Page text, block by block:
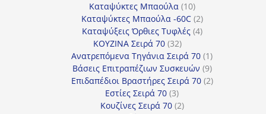
προϊόντα
Καταψύκτες Μπαούλα 1010
προϊόντα
Καταψύκτες Μπαούλα -60C 22
προϊόντα
Καταψύξεις Όρθιες Τυφλές 44
ΚΟΥΖΙΝΑ Σειρά 70 3232
προϊόντα
Ανατρεπόμενα Τηγάνια Σειρά 70 11
προϊόν
Βάσεις Επιτραπέζιων Συσκευών 99
προϊόντα
Επιδαπέδιοι Βραστήρες Σειρά 70 22
Εστίες Σειρά 70 33
προϊόντα
Κουζίνες Σειρά 70 22